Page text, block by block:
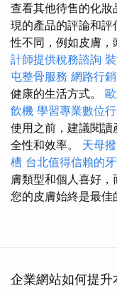
查看其他待售的化
現的產品的評論和
性不同，例如皮膚，
計師提供稅務諮詢
屯整骨服務 網路行銷
健康的生活方式。
飲機 學習專業數位
使用之前，建議閱
全性和效率。 天母
槽 台北值得信賴的
膚類型和個人喜好
您的皮膚始終是最佳
企業網站如何提升